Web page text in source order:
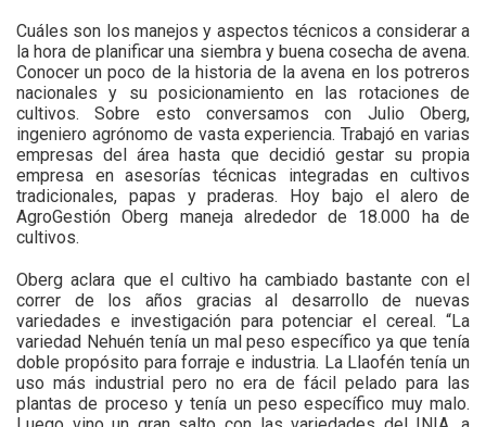
Cuáles son los manejos y aspectos técnicos a considerar a
la hora de planificar una siembra y buena cosecha de avena.
Conocer un poco de la historia de la avena en los potreros
nacionales y su posicionamiento en las rotaciones de
cultivos. Sobre esto conversamos con Julio Oberg,
ingeniero agrónomo de vasta experiencia. Trabajó en varias
empresas del área hasta que decidió gestar su propia
empresa en asesorías técnicas integradas en cultivos
tradicionales, papas y praderas. Hoy bajo el alero de
AgroGestión Oberg maneja alrededor de 18.000 ha de
cultivos.
Oberg aclara que el cultivo ha cambiado bastante con el
correr de los años gracias al desarrollo de nuevas
variedades e investigación para potenciar el cereal. “La
variedad Nehuén tenía un mal peso específico ya que tenía
doble propósito para forraje e industria. La Llaofén tenía un
uso más industrial pero no era de fácil pelado para las
plantas de proceso y tenía un peso específico muy malo.